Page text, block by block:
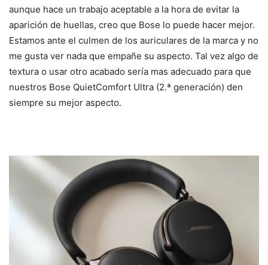
aunque hace un trabajo aceptable a la hora de evitar la
aparición de huellas, creo que Bose lo puede hacer mejor.
Estamos ante el culmen de los auriculares de la marca y no
me gusta ver nada que empañe su aspecto. Tal vez algo de
textura o usar otro acabado sería mas adecuado para que
nuestros Bose QuietComfort Ultra (2.ª generación) den
siempre su mejor aspecto.